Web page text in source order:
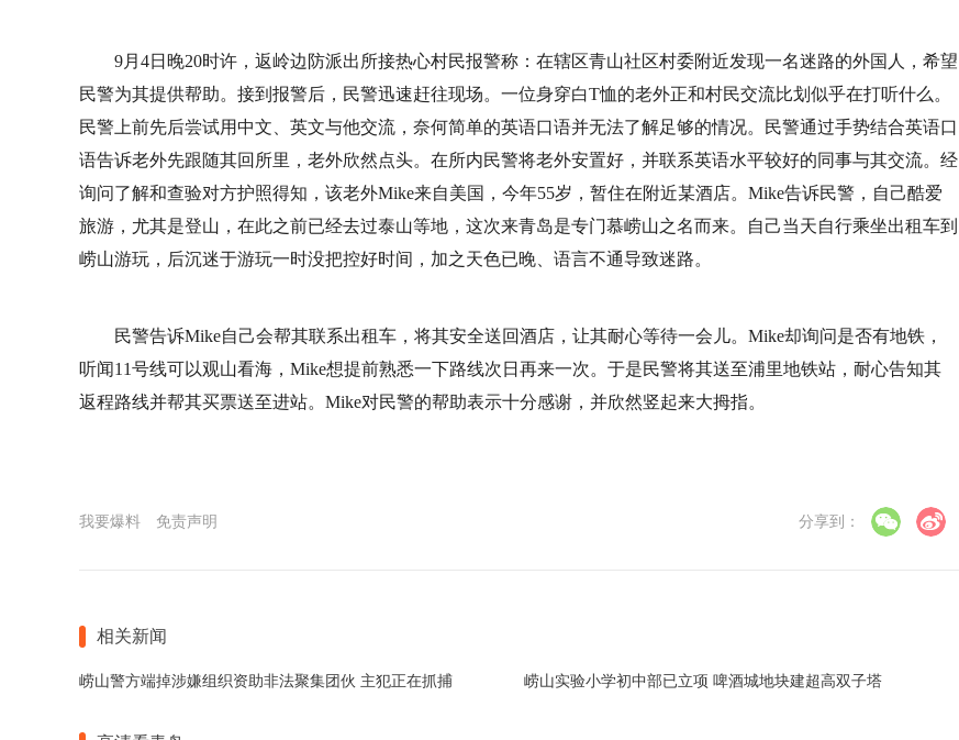
9月4日晚20时许，返岭边防派出所接热心村民报警称：在辖区青山社区村委附近发现一名迷路的外国人，希望
民警为其提供帮助。接到报警后，民警迅速赶往现场。一位身穿白T恤的老外正和村民交流比划似乎在打听什么。
民警上前先后尝试用中文、英文与他交流，奈何简单的英语口语并无法了解足够的情况。民警通过手势结合英语口
语告诉老外先跟随其回所里，老外欣然点头。在所内民警将老外安置好，并联系英语水平较好的同事与其交流。经
询问了解和查验对方护照得知，该老外Mike来自美国，今年55岁，暂住在附近某酒店。Mike告诉民警，自己酷爱
旅游，尤其是登山，在此之前已经去过泰山等地，这次来青岛是专门慕崂山之名而来。自己当天自行乘坐出租车到
崂山游玩，后沉迷于游玩一时没把控好时间，加之天色已晚、语言不通导致迷路。
民警告诉Mike自己会帮其联系出租车，将其安全送回酒店，让其耐心等待一会儿。Mike却询问是否有地铁，
听闻11号线可以观山看海，Mike想提前熟悉一下路线次日再来一次。于是民警将其送至浦里地铁站，耐心告知其
返程路线并帮其买票送至进站。Mike对民警的帮助表示十分感谢，并欣然竖起来大拇指。
我要爆料 免责声明 分享到：
相关新闻
崂山警方端掉涉嫌组织资助非法聚集团伙 主犯正在抓捕 崂山实验小学初中部已立项 啤酒城地块建超高双子塔